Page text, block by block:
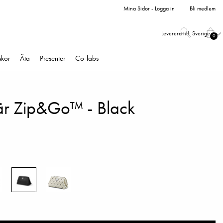
Mina Sidor - Logga in Bli medlem
Leverera till: Sverige 0
Äta Presenter Co-labs
Zip&Go™ - Black